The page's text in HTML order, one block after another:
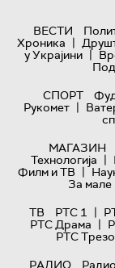
ВЕСТИ
Хроника |
у Украјини |
СПОРТ
Рукомет |
МАГАЗИН
Технологијa |
Филм и ТВ |
За мале
ТВ
РТС 1 |
РТС Драма |
РТС
РАДИО